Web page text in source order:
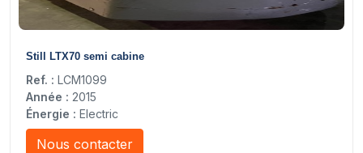
Still LTX70 semi cabine
Ref. : LCM1099
Année : 2015
Énergie : Electric
Nous contacter